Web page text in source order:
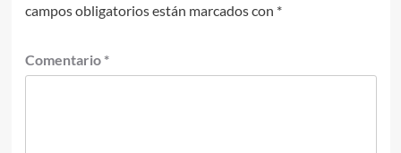
campos obligatorios están marcados con *
Comentario *